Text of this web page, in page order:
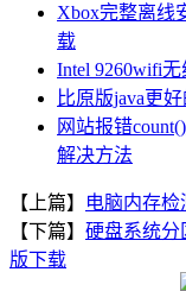
Xbox完整离线
载
Intel 9260wifi
比原版java更
网站报错
解决方法
【上篇】
电脑内存检
【下篇】 硬盘系统分
版下载